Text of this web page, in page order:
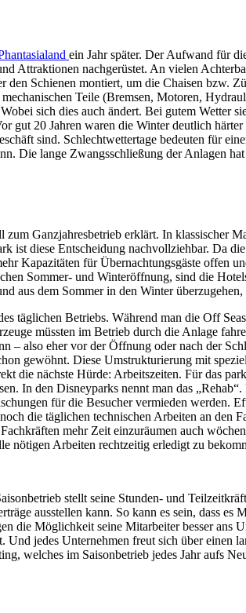
ein Jahr später. Der Aufwand für
Attraktionen nachgerüstet. An vielen
Schienen montiert, um die Chaisen bzw.
Teile (Bremsen, Motoren,
sich dies auch ändert. Bei gutem Wetter
gut 20 Jahren waren die Winter deutlich
sind. Schlechtwettertage bedeuten für
Die lange Zwangsschließung der Anlagen
zum Ganzjahresbetrieb erklärt. In klassischer
ist diese Entscheidung nachvollziehbar. Da
Kapazitäten für Übernachtungsgäste offen
Sommer- und Winteröffnung, sind die
aus dem Sommer in den Winter
täglichen Betriebs. Während man die Off
müssten im Betrieb durch die Anlage
– also eher vor der Öffnung oder nach der
gewöhnt. Diese Umstrukturierung mit
die nächste Hürde: Arbeitszeiten. Für das
In den Disneyparks nennt man das
für die Besucher vermieden werden.
die täglichen technischen Arbeiten an
mehr Zeit einzuräumen auch
nötigen Arbeiten rechtzeitig erledigt zu
stellt seine Stunden- und
ausstellen kann. So kann es sein, dass
die Möglichkeit seine Mitarbeiter besser ans
jedes Unternehmen freut sich über
welches im Saisonbetrieb jedes Jahr aufs